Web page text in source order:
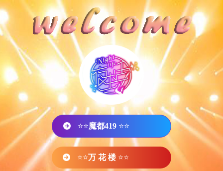
⭐⭐魔都419 ⭐⭐
⭐⭐万 花 楼 ⭐⭐